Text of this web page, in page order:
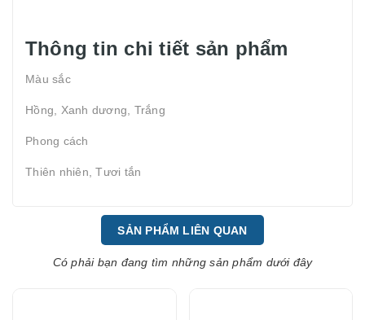
Thông tin chi tiết sản phẩm
Màu sắc
Hồng, Xanh dương, Trắng
Phong cách
Thiên nhiên, Tươi tắn
SẢN PHẨM LIÊN QUAN
Có phải bạn đang tìm những sản phẩm dưới đây